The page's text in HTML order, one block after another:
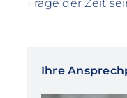
Frage der Zeit
Ihre